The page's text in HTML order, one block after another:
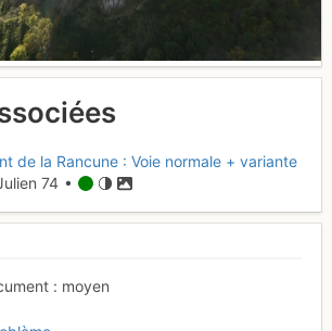
de la Rancune : Voie normale + variante
74 •
moyen